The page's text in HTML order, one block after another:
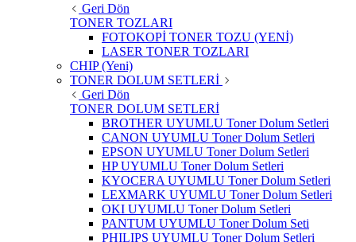
Geri Dön
TONER TOZLARI
FOTOKOPİ TONER TOZU (YENİ)
LASER TONER TOZLARI
CHIP (Yeni)
TONER DOLUM SETLERİ
Geri Dön
TONER DOLUM SETLERİ
BROTHER UYUMLU Toner Dolum Setleri
CANON UYUMLU Toner Dolum Setleri
EPSON UYUMLU Toner Dolum Setleri
HP UYUMLU Toner Dolum Setleri
KYOCERA UYUMLU Toner Dolum Setleri
LEXMARK UYUMLU Toner Dolum Setleri
OKI UYUMLU Toner Dolum Setleri
PANTUM UYUMLU Toner Dolum Seti
PHILIPS UYUMLU Toner Dolum Setleri